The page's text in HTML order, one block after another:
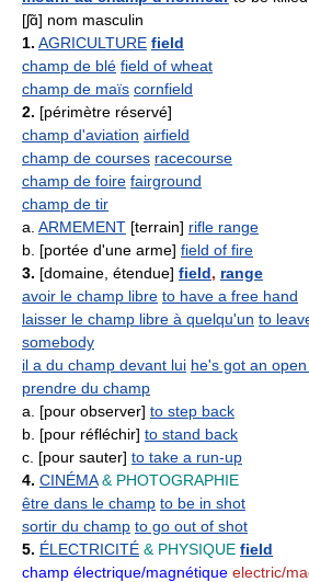
[ʃɑ̃] nom masculin
1. AGRICULTURE field
champ de blé field of wheat
champ de maïs cornfield
2. [périmètre réservé]
champ d'aviation airfield
champ de courses racecourse
champ de foire fairground
champ de tir
a. ARMEMENT [terrain] rifle range
b. [portée d'une arme] field of fire
3. [domaine, étendue] field, range
avoir le champ libre to have a free hand
laisser le champ libre à quelqu'un to
somebody
il a du champ devant lui he's got an
prendre du champ
a. [pour observer] to step back
b. [pour réfléchir] to stand back
c. [pour sauter] to take a run-up
4. CINÉMA& PHOTOGRAPHIE
être dans le champ to be in shot
sortir du champ to go out of shot
5. ÉLECTRICITÉ & PHYSIQUE field
champ électrique/magnétique electric/